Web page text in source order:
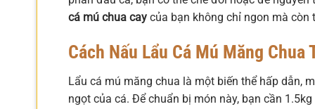
cá mú chua cay của bạn không chỉ ngon mà còn
Cách Nấu Lẩu Cá Mú Măng
Lẩu cá mú măng chua là một biến thể hấp dẫn,
ngọt của cá. Để chuẩn bị món này, bạn cần